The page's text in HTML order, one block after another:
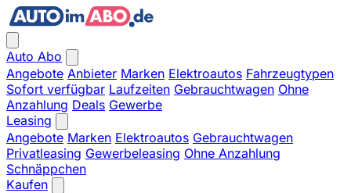
Auto Abo
Angebote Anbieter Marken Elektroautos Fahrzeugtypen
Sofort verfügbar Laufzeiten Gebrauchtwagen Ohne
Anzahlung Deals Gewerbe
Leasing
Angebote Marken Elektroautos Gebrauchtwagen
Privatleasing Gewerbeleasing Ohne Anzahlung
Schnäppchen
Kaufen